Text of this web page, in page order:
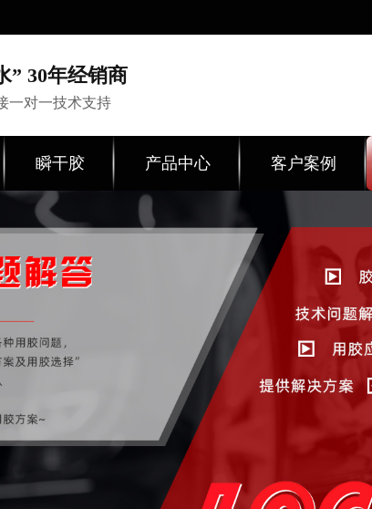
” 30年经销商
一对一技术支持
瞬干胶 产品中心 客户案例